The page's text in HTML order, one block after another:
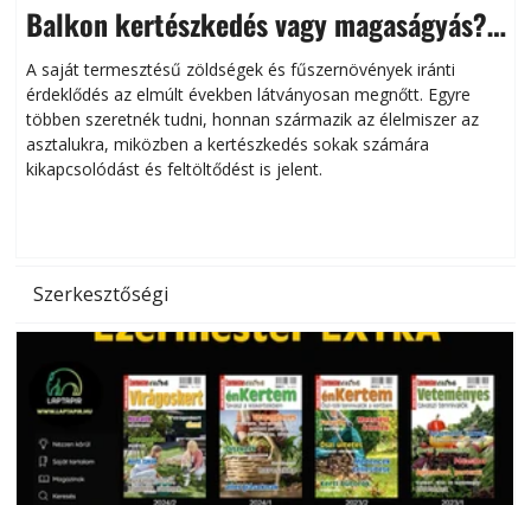
Balkon kertészkedés vagy magaságyás?
Helytakarékos kertészkedés
A saját termesztésű zöldségek és fűszernövények iránti
érdeklődés az elmúlt években látványosan megnőtt. Egyre
többen szeretnék tudni, honnan származik az élelmiszer az
asztalukra, miközben a kertészkedés sokak számára
kikapcsolódást és feltöltődést is jelent.
Szerkesztőségi